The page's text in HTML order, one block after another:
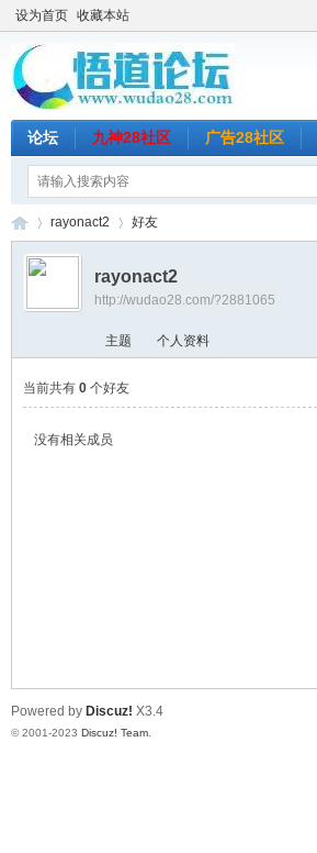
设为首页 收藏本站
论坛 九神28社区 广告28社区
›
rayonact2 好友
rayonact2
http://wudao28.com/?2881065
主题 个人资料
当前共有 0 个好友
没有相关成员
Powered by Discuz! X3.4
© 2001-2023 Discuz! Team